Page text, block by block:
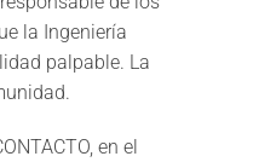
la Ingeniería
palpable. La
en el